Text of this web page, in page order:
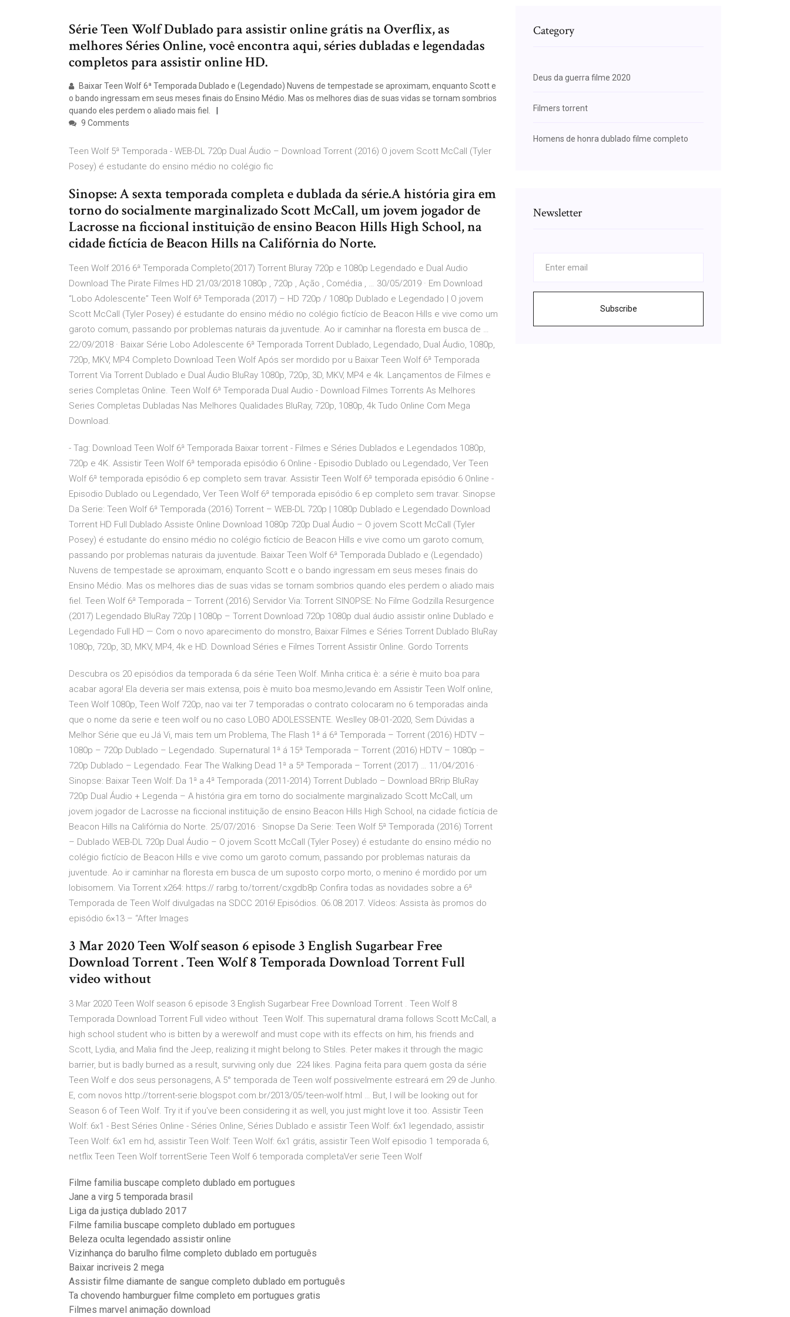
Série Teen Wolf Dublado para assistir online grátis na Overflix, as
melhores Séries Online, você encontra aqui, séries dubladas e legendadas
completos para assistir online HD.
Baixar Teen Wolf 6ª Temporada Dublado e (Legendado) Nuvens de tempestade se aproximam, enquanto Scott e
o bando ingressam em seus meses finais do Ensino Médio. Mas os melhores dias de suas vidas se tornam sombrios
quando eles perdem o aliado mais fiel.
9 Comments
Teen Wolf 5ª Temporada - WEB-DL 720p Dual Áudio – Download Torrent (2016) O jovem Scott McCall (Tyler
Posey) é estudante do ensino médio no colégio fic
Sinopse: A sexta temporada completa e dublada da série.A história gira em
torno do socialmente marginalizado Scott McCall, um jovem jogador de
Lacrosse na ficcional instituição de ensino Beacon Hills High School, na
cidade fictícia de Beacon Hills na Califórnia do Norte.
Teen Wolf 2016 6ª Temporada Completo(2017) Torrent Bluray 720p e 1080p Legendado e Dual Audio
Download The Pirate Filmes HD 21/03/2018 1080p , 720p , Ação , Comédia , … 30/05/2019 · Em Download
“Lobo Adolescente” Teen Wolf 6ª Temporada (2017) – HD 720p / 1080p Dublado e Legendado | O jovem
Scott McCall (Tyler Posey) é estudante do ensino médio no colégio fictício de Beacon Hills e vive como um
garoto comum, passando por problemas naturais da juventude. Ao ir caminhar na floresta em busca de …
22/09/2018 · Baixar Série Lobo Adolescente 6ª Temporada Torrent Dublado, Legendado, Dual Áudio, 1080p,
720p, MKV, MP4 Completo Download Teen Wolf Após ser mordido por u Baixar Teen Wolf 6ª Temporada
Torrent Via Torrent Dublado e Dual Áudio BluRay 1080p, 720p, 3D, MKV, MP4 e 4k. Lançamentos de Filmes e
series Completas Online. Teen Wolf 6ª Temporada Dual Audio - Download Filmes Torrents As Melhores
Series Completas Dubladas Nas Melhores Qualidades BluRay, 720p, 1080p, 4k Tudo Online Com Mega
Download.
- Tag: Download Teen Wolf 6ª Temporada Baixar torrent - Filmes e Séries Dublados e Legendados 1080p,
720p e 4K. Assistir Teen Wolf 6ª temporada episódio 6 Online - Episodio Dublado ou Legendado, Ver Teen
Wolf 6ª temporada episódio 6 ep completo sem travar. Assistir Teen Wolf 6ª temporada episódio 6 Online -
Episodio Dublado ou Legendado, Ver Teen Wolf 6ª temporada episódio 6 ep completo sem travar. Sinopse
Da Serie: Teen Wolf 6ª Temporada (2016) Torrent – WEB-DL 720p | 1080p Dublado e Legendado Download
Torrent HD Full Dublado Assiste Online Download 1080p 720p Dual Áudio – O jovem Scott McCall (Tyler
Posey) é estudante do ensino médio no colégio fictício de Beacon Hills e vive como um garoto comum,
passando por problemas naturais da juventude. Baixar Teen Wolf 6ª Temporada Dublado e (Legendado)
Nuvens de tempestade se aproximam, enquanto Scott e o bando ingressam em seus meses finais do
Ensino Médio. Mas os melhores dias de suas vidas se tornam sombrios quando eles perdem o aliado mais
fiel. Teen Wolf 6ª Temporada – Torrent (2016) Servidor Via: Torrent SINOPSE: No Filme Godzilla Resurgence
(2017) Legendado BluRay 720p | 1080p – Torrent Download 720p 1080p dual áudio assistir online Dublado e
Legendado Full HD — Com o novo aparecimento do monstro, Baixar Filmes e Séries Torrent Dublado BluRay
1080p, 720p, 3D, MKV, MP4, 4k e HD. Download Séries e Filmes Torrent Assistir Online. Gordo Torrents
Descubra os 20 episódios da temporada 6 da série Teen Wolf. Minha critica è: a série è muito boa para
acabar agora! Ela deveria ser mais extensa, pois è muito boa mesmo,levando em Assistir Teen Wolf online,
Teen Wolf 1080p, Teen Wolf 720p, nao vai ter 7 temporadas o contrato colocaram no 6 temporadas ainda
que o nome da serie e teen wolf ou no caso LOBO ADOLESSENTE. Weslley 08-01-2020, Sem Dúvidas a
Melhor Série que eu Já Vi, mais tem um Problema, The Flash 1ª á 6ª Temporada – Torrent (2016) HDTV –
1080p – 720p Dublado – Legendado. Supernatural 1ª á 15ª Temporada – Torrent (2016) HDTV – 1080p –
720p Dublado – Legendado. Fear The Walking Dead 1ª a 5ª Temporada – Torrent (2017) … 11/04/2016 ·
Sinopse: Baixar Teen Wolf: Da 1ª a 4ª Temporada (2011-2014) Torrent Dublado – Download BRrip BluRay
720p Dual Áudio + Legenda – A história gira em torno do socialmente marginalizado Scott McCall, um
jovem jogador de Lacrosse na ficcional instituição de ensino Beacon Hills High School, na cidade fictícia de
Beacon Hills na Califórnia do Norte. 25/07/2016 · Sinopse Da Serie: Teen Wolf 5ª Temporada (2016) Torrent
– Dublado WEB-DL 720p Dual Áudio – O jovem Scott McCall (Tyler Posey) é estudante do ensino médio no
colégio fictício de Beacon Hills e vive como um garoto comum, passando por problemas naturais da
juventude. Ao ir caminhar na floresta em busca de um suposto corpo morto, o menino é mordido por um
lobisomem. Via Torrent x264: https:// rarbg.to/torrent/cxgdb8p Confira todas as novidades sobre a 6ª
Temporada de Teen Wolf divulgadas na SDCC 2016! Episódios. 06.08.2017. Vídeos: Assista às promos do
episódio 6×13 – “After Images
3 Mar 2020 Teen Wolf season 6 episode 3 English Sugarbear Free
Download Torrent . Teen Wolf 8 Temporada Download Torrent Full
video without
3 Mar 2020 Teen Wolf season 6 episode 3 English Sugarbear Free Download Torrent . Teen Wolf 8
Temporada Download Torrent Full video without Teen Wolf. This supernatural drama follows Scott McCall, a
high school student who is bitten by a werewolf and must cope with its effects on him, his friends and
Scott, Lydia, and Malia find the Jeep, realizing it might belong to Stiles. Peter makes it through the magic
barrier, but is badly burned as a result, surviving only due 224 likes. Pagina feita para quem gosta da série
Teen Wolf e dos seus personagens, A 5° temporada de Teen wolf possivelmente estreará em 29 de Junho.
E, com novos http://torrent-serie.blogspot.com.br/2013/05/teen-wolf.html … But, I will be looking out for
Season 6 of Teen Wolf. Try it if you've been considering it as well, you just might love it too. Assistir Teen
Wolf: 6x1 - Best Séries Online - Séries Online, Séries Dublado e assistir Teen Wolf: 6x1 legendado, assistir
Teen Wolf: 6x1 em hd, assistir Teen Wolf: Teen Wolf: 6x1 grátis, assistir Teen Wolf episodio 1 temporada 6,
netflix Teen Teen Wolf torrentSerie Teen Wolf 6 temporada completaVer serie Teen Wolf
Filme familia buscape completo dublado em portugues
Jane a virg 5 temporada brasil
Liga da justiça dublado 2017
Filme familia buscape completo dublado em portugues
Beleza oculta legendado assistir online
Vizinhança do barulho filme completo dublado em português
Baixar incriveis 2 mega
Assistir filme diamante de sangue completo dublado em português
Ta chovendo hamburguer filme completo em portugues gratis
Filmes marvel animação download
Category
Deus da guerra filme 2020
Filmers torrent
Homens de honra dublado filme completo
Newsletter
Subscribe